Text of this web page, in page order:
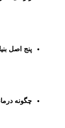
پنج اصل
چگونه